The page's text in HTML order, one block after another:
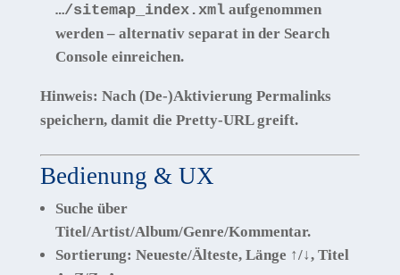
…/sitemap_index.xmlaufgenommen
werden – alternativ separat in der Search
Console einreichen.
Hinweis: Nach (De-)Aktivierung Permalinks
speichern, damit die Pretty-URL greift.
Bedienung & UX
Suche über
Titel/Artist/Album/Genre/Kommentar.
Sortierung: Neueste/Älteste, Länge ↑/↓, Titel